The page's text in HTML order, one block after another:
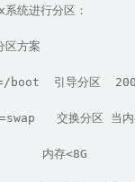
统进行分区：
方案
boot  引导分区
交换分区 当内
内存<8G